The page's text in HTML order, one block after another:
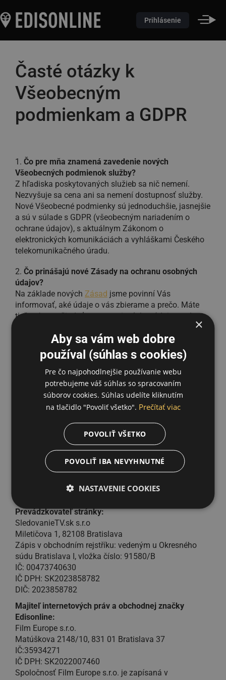
Prihlásenie
Časté otázky k
Všeobecným
podmienkam a GDPR
Čo pre mňa znamená zavedenie nových
Všeobecných podmienok služby?
Z hľadiska poskytovaných služieb sa nič nemení.
Nezvyšuje sa cena ani sa nemení dostupnosť služby.
Nové Všeobecné podmienky sú jednoduchšie, jasnejšie
a sú v súlade s GDPR (všeobecným nariadením o
ochrane údajov), s aktuálnym Zákonom o
elektronických komunikáciách a vyhláškami Českého
telekomunikačného úradu.
Čo prinášajú nové Zásady na ochranu osobných
údajov?
Na základe nových Zásad jsme povinní Vás
informovať, aké údaje o vás zbierame a prečo. Máte
tiež právo požiadať o zmazanie týchto údajov, teda
Ako ste získali moje osobné údaje?
Údaje o Vás získavame na základe registrácie v službe
Edisonline, ktorú vykonávate Vy. Do služby sa
registrujete buď priamo, v tom prípade sú všetky údaje
komunikované cez nás alebo cez niektorého z našich
partnerov (poskytovateľov internetu vrátane operátora
na poskytnutie služby, o čom vás informuje.
Ako požiadam o zmazanie účtu, prípadne
oznámenie bližších informácií?
Stačí napísať na
a všetko s
Prevádzkovateľ stránky:
SledovanieTV.sk s.r.o
Miletičova 1, 82108 Bratislava
Zápis v obchodním rejstříku: vedeným u Okresného
súdu Bratislava I, vložka číslo: 91580/B
IČ: 00473740630
IČ DPH: SK2023858782
DIČ: 2023858782
Majiteľ internetových práv a obchodnej značky
Edisonline:
Film Europe s.r.o.
Matúškova 2148/10, 831 01 Bratislava 37
IČ:35934271
IČ DPH: SK2022007460
Spoločnosť Film Europe s.r.o. je zapísaná v
×
Aby sa vám web dobre
používal (súhlas s cookies)
Pre čo najpohodlnejšie používanie webu
potrebujeme váš súhlas so spracovaním
súborov cookies. Súhlas udelíte kliknutím
na tlačidlo "Povoliť všetko". Prečítať viac
POVOLIŤ VŠETKO
POVOLIŤ IBA NEVYHNUTNÉ
NASTAVENIE COOKIES